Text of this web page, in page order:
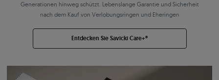
Generationen hinweg schützt. Lebenslange Garantie und Sicherheit
nach dem Kauf von Verlobungsringen und Eheringen
Entdecken Sie Savicki Care+®